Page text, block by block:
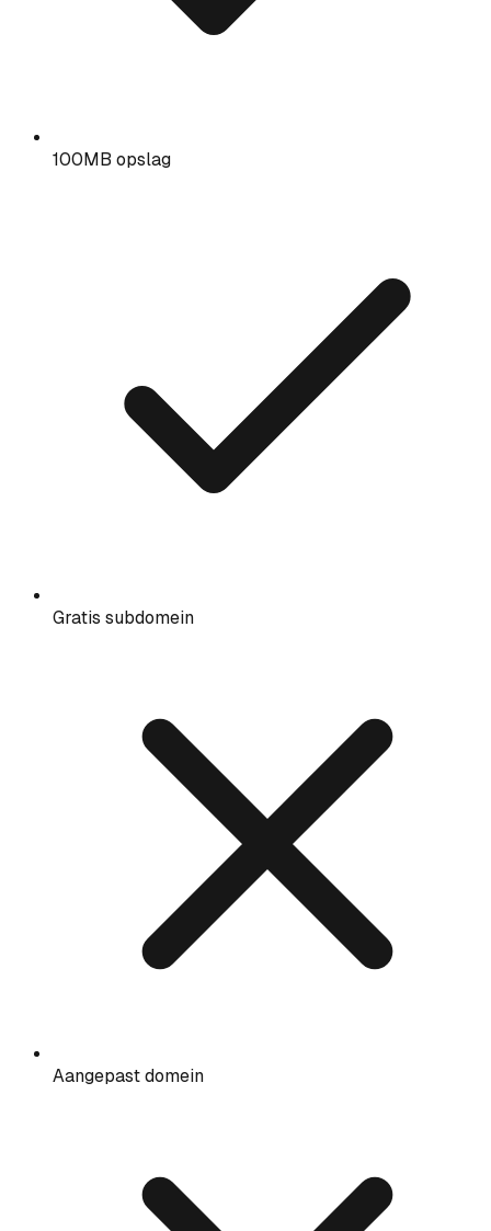
100MB opslag
Gratis subdomein
Aangepast domein